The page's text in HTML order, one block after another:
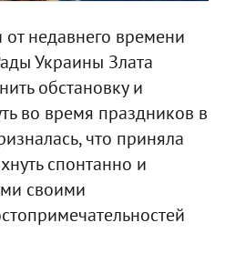
недавнего времени
Украины Злата
обстановку и
во время праздников в
что приняла
спонтанно и
своими